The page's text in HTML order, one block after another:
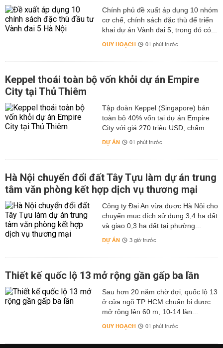
Chính phủ đề xuất áp dụng 10 nhóm
cơ chế, chính sách đặc thù để triển
khai dự án Vành đai 5, trong đó có...
QUY HOẠCH 01 phút trước
Keppel thoái toàn bộ vốn khỏi dự án Empire
City tại Thủ Thiêm
Tập đoàn Keppel (Singapore) bán
toàn bộ 40% vốn tại dự án Empire
City với giá 270 triệu USD, chấm...
DỰ ÁN 01 phút trước
Hà Nội chuyển đổi đất Tây Tựu làm dự án trung
tâm văn phòng kết hợp dịch vụ thương mại
Công ty Đại An vừa được Hà Nội cho
chuyển mục đích sử dụng 3,4 ha đất
và giao 0,3 ha đất tại phường...
DỰ ÁN 3 giờ trước
Thiết kế quốc lộ 13 mở rộng gần gấp ba lần
Sau hơn 20 năm chờ đợi, quốc lộ 13
ở cửa ngõ TP HCM chuẩn bị được
mở rộng lên 60 m, 10-14 làn...
QUY HOẠCH 01 phút trước